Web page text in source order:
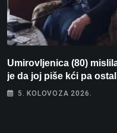
Umirovljenica (80)
je da joj piše kći pa
bez 1000 eura
5. KOLOVOZA 2026.